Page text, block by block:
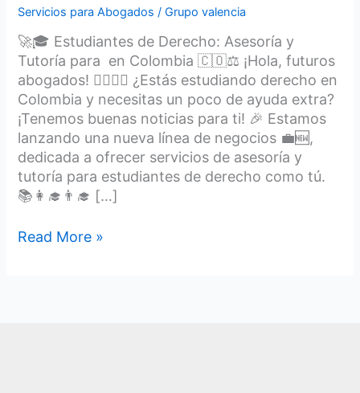
Servicios para Abogados /Grupo valencia
🚀🎓 Estudiantes de Derecho: Asesoría y
Tutoría para en Colombia 🇨🇴⚖️ ¡Hola, futuros
abogados! 🙋‍♀️🙋‍♂️ ¿Estás estudiando derecho en
Colombia y necesitas un poco de ayuda extra?
¡Tenemos buenas noticias para ti! 🎉 Estamos
lanzando una nueva línea de negocios 💼🆕,
dedicada a ofrecer servicios de asesoría y
tutoría para estudiantes de derecho como tú.
📚👩‍🎓👨‍🎓 […]
Read More »